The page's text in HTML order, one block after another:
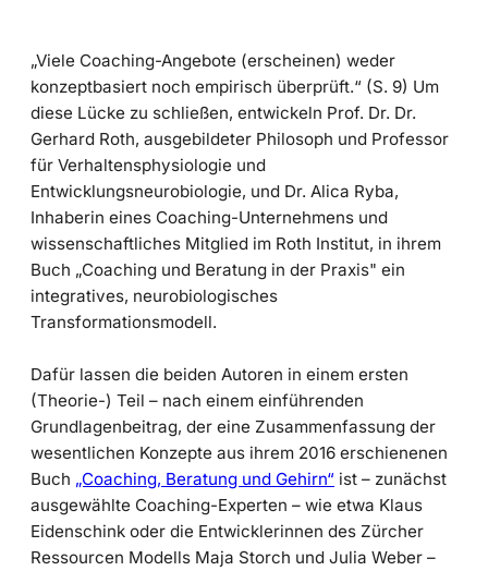
„Viele Coaching-Angebote (erscheinen) weder
konzeptbasiert noch empirisch überprüft.“ (S. 9) Um
diese Lücke zu schließen, entwickeln Prof. Dr. Dr.
Gerhard Roth, ausgebildeter Philosoph und Professor
für Verhaltensphysiologie und
Entwicklungsneurobiologie, und Dr. Alica Ryba,
Inhaberin eines Coaching-Unternehmens und
wissenschaftliches Mitglied im Roth Institut, in ihrem
Buch „Coaching und Beratung in der Praxis" ein
integratives, neurobiologisches
Transformationsmodell.
Dafür lassen die beiden Autoren in einem ersten
(Theorie-) Teil – nach einem einführenden
Grundlagenbeitrag, der eine Zusammenfassung der
wesentlichen Konzepte aus ihrem 2016 erschienenen
Buch „Coaching, Beratung und Gehirn“ ist – zunächst
ausgewählte Coaching-Experten – wie etwa Klaus
Eidenschink oder die Entwicklerinnen des Zürcher
Ressourcen Modells Maja Storch und Julia Weber –